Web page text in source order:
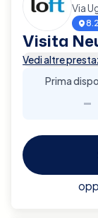
Via
Visita
Vedi altre
Prima
-